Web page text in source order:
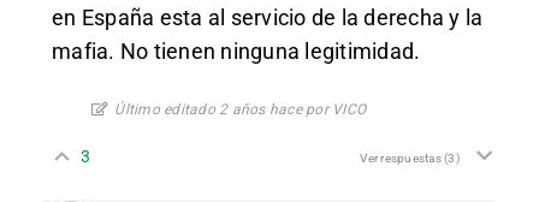
en España esta al servicio de la derecha y la
mafia. No tienen ninguna legitimidad.
Último editado 2 años hace por VICO
3 Ver respuestas(3)